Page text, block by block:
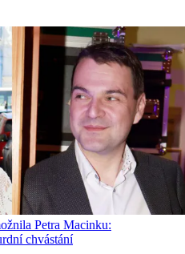
Petra Macinku:
chvástání